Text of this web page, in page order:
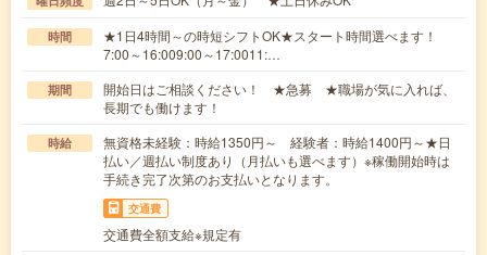
時間
★1日4時間～の時短シフトOK★スタート時間選べます！
7:00～16:009:00～17:0011:…
期間
開始日はご相談ください！ ★急募 ★職場が気に入れば、
長期でも働けます！
時給
無資格未経験：時給1350円～ 経験者：時給1400円～★日
払い／週払い制度あり（月払いも選べます）※稼働開始時は
手続き完了次第のお支払いとなります。
交通費
交通費全額支給※規定有